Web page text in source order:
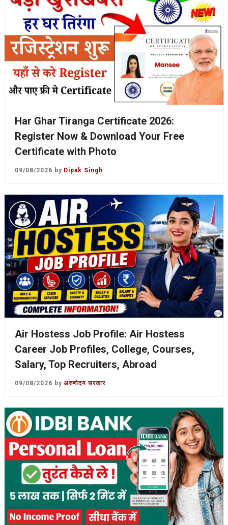
Har Ghar Tiranga Certificate 2026:
Register Now & Download Your Free
Certificate with Photo
09/08/2026 by Dipak Singh
Air Hostess Job Profile: Air Hostess
Career Job Profiles, College, Courses,
Salary, Top Recruiters, Abroad
09/08/2026 byअरुणोदय सरकार